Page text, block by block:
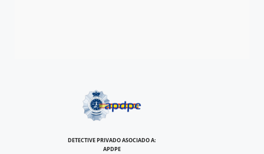
DETECTIVE PRIVADO ASOCIADO A:
APDPE